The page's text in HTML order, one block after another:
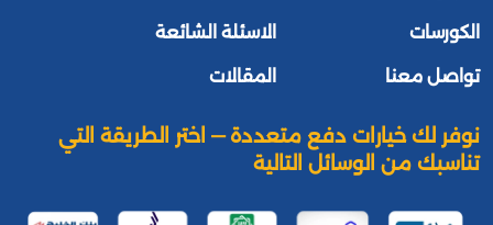
الكورسات الاسئلة الشائعة
تواصل معنا المقالات
نوفر لك خيارات دفع متعددة — اختر الطريقة التي
تناسبك من الوسائل التالية